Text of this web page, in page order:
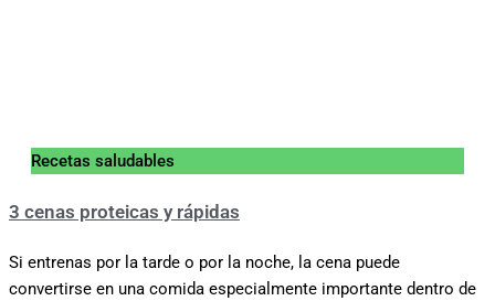
Recetas saludables
3 cenas proteicas y rápidas
Si entrenas por la tarde o por la noche, la cena puede
convertirse en una comida especialmente importante dentro de